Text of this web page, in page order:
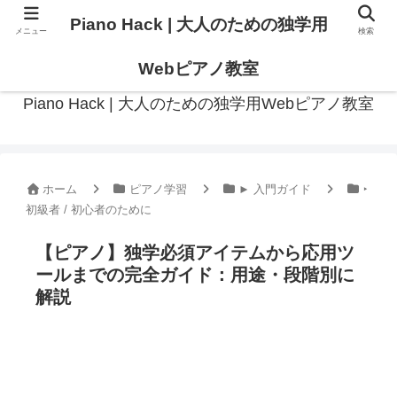
Piano Hack | 大人のための独学用Webピアノ教室
ホーム ピアノ学習 ► 入門ガイド
‣
初級者 / 初心者のために
【ピアノ】独学必須アイテムから応用ツ
ールまでの完全ガイド：用途・段階別に
解説
メニュー Piano Hack | 大人のための独学用
Webピアノ教室
検索